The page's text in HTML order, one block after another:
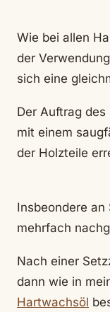
Wie bei allen
der
sich eine
Der Auftrag
mit einem
der Holzteile
Insbeondere an
mehrfach
Nach einer
dann wie in
Hartwachsöl